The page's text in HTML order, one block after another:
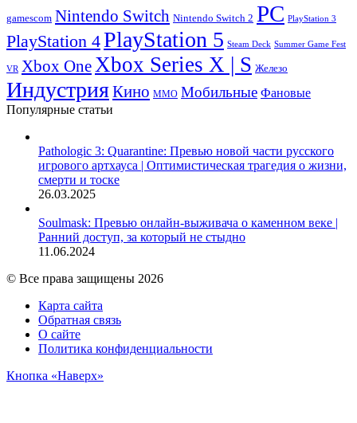
gamescom Nintendo Switch Nintendo Switch 2 PC PlayStation 3
PlayStation 4PlayStation 5 Steam Deck Summer Game Fest
VR Xbox OneXbox Series X | S Железо
ИндустрияКино ММО Мобильные Фановые
Популярные статьи
Pathologic 3: Quarantine: Превью новой части русского
игрового артхауса | Оптимистическая трагедия о жизни,
смерти и тоске
26.03.2025
Soulmask: Превью онлайн-выживача о каменном веке |
Ранний доступ, за который не стыдно
11.06.2024
© Все права защищены 2026
Карта сайта
Обратная связь
О сайте
Политика конфиденциальности
Кнопка «Наверх»